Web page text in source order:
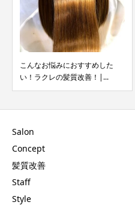
こんなお悩みにおすすめした
い！ラクレの髪質改善！|...
Salon
Concept
髪質改善
Staff
Style